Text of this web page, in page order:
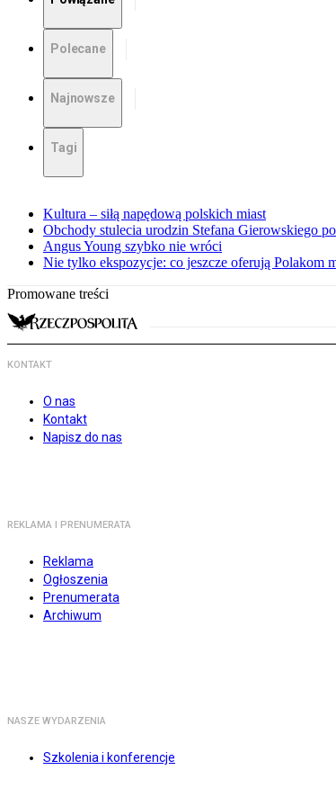
Polecane
Najnowsze
Tagi
Kultura – siłą napędową polskich miast
Obchody stulecia urodzin Stefana Gierowskiego
Angus Young szybko nie wróci
Nie tylko ekspozycje: co jeszcze oferują Polakom
Promowane treści
KONTAKT
O nas
Kontakt
Napisz do nas
REKLAMA I PRENUMERATA
Reklama
Ogłoszenia
Prenumerata
Archiwum
NASZE WYDARZENIA
Szkolenia i konferencje